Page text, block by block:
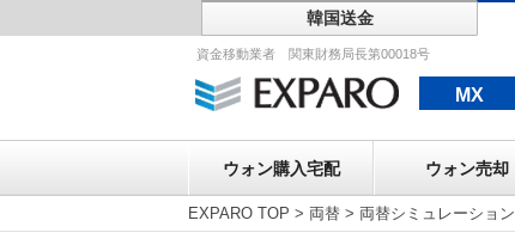
韓国送金
資金移動業者 関東財務局長第00018号
MX
ウォン購入宅配 ウォン売却
EXPARO TOP > 両替 > 両替シミュレーション